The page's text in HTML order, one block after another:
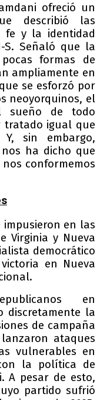
ofreció un
describió las
fe y la identidad
Señaló que la
formas de
ampliamente en
se esforzó por
neoyorquinos, el
sueño de todo
tratado igual que
sin embargo,
ha dicho que
conformemos
impusieron en las
Virginia y Nueva
democrático
en Nueva
en
discretamente la
de campaña
ataques
vulnerables en
la política de
A pesar de esto,
partido sufrió